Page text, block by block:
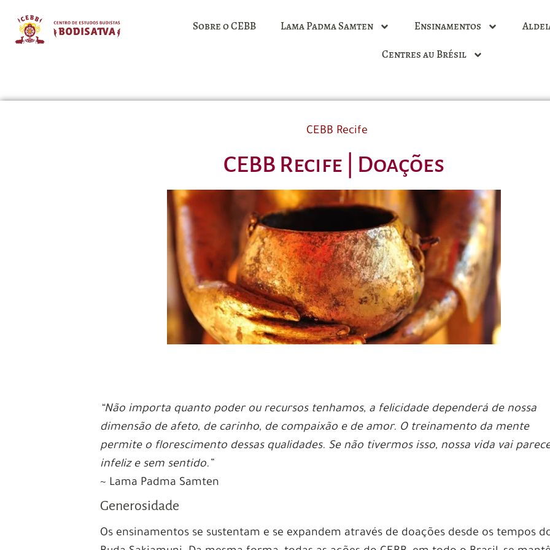
Sobre o CEBB Lama Padma Samten Ensinamentos
Centres au Brésil
CEBB Recife
CEBB Recife | Doações
“Não importa quanto poder ou recursos tenhamos, a felicidade dependerá de nossa
dimensão de afeto, de carinho, de compaixão e de amor. O treinamento da mente
permite o florescimento dessas qualidades. Se não tivermos isso, nossa vida vai
infeliz e sem sentido.”
~ Lama Padma Samten
Generosidade
Os ensinamentos se sustentam e se expandem através de doações desde os tempos